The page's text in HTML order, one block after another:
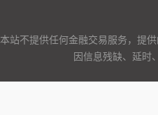
本站不提供任何金融交易服务，提
因信息残缺、延时